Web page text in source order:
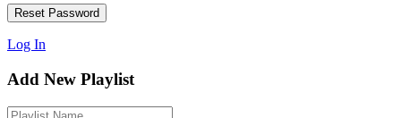
Log In
Add New Playlist